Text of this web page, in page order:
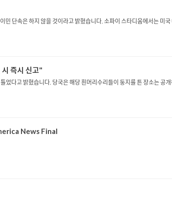
단속은 하지 않을 것이라고 밝혔습니다. 소파이 스타디움에서는 미
즉시 신고"
다고 밝혔습니다. 당국은 해당 흰머리수리들이 둥지를 튼 장소는 공
News Final